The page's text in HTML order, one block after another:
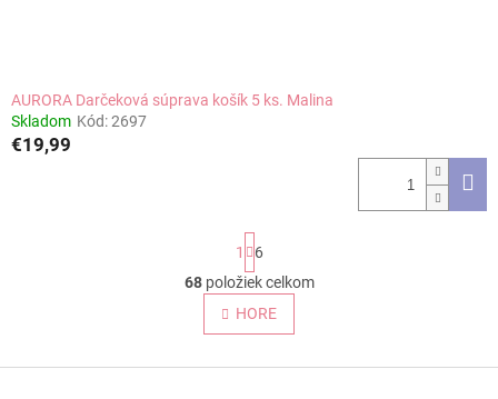
AURORA Darčeková súprava košík 5 ks. Malina
Skladom Kód:2697
€19,99
O
v
l
t
r
á
n
k
v
1
6
68položiek celkom
HORE